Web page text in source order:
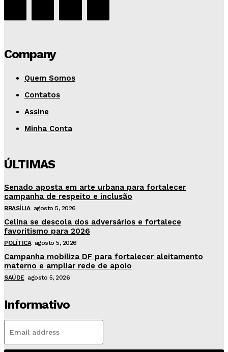
Company
Quem Somos
Contatos
Assine
Minha Conta
ÚLTIMAS
Senado aposta em arte urbana para fortalecer
campanha de respeito e inclusão
BRASÍLIA agosto 5, 2026
Celina se descola dos adversários e fortalece
favoritismo para 2026
POLÍTICA agosto 5, 2026
Campanha mobiliza DF para fortalecer aleitamento
materno e ampliar rede de apoio
SAÚDE agosto 5, 2026
Informativo